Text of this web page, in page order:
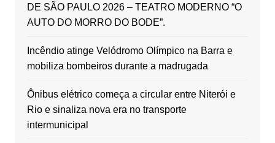
DE SÃO PAULO 2026 – TEATRO MODERNO “O
AUTO DO MORRO DO BODE”.
Incêndio atinge Velódromo Olímpico na Barra e
mobiliza bombeiros durante a madrugada
Ônibus elétrico começa a circular entre Niterói e
Rio e sinaliza nova era no transporte
intermunicipal